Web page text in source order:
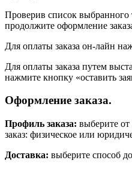
Проверив список выбранного
продолжите оформление
Для оплаты заказа он-лайн
Для оплаты заказа путем
нажмите кнопку «оставить
Оформление заказа.
Профиль заказа: выберите от
заказ: физическое или
Доставка: выберите способ